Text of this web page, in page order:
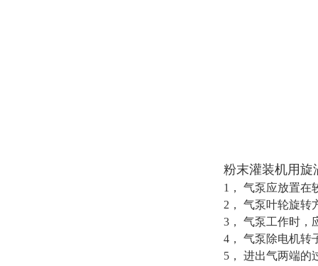
粉末灌装机用旋
1， 气泵应放置在
2， 气泵叶轮旋转
3， 气泵工作时，
4， 气泵除电机转
5， 进出气两端的